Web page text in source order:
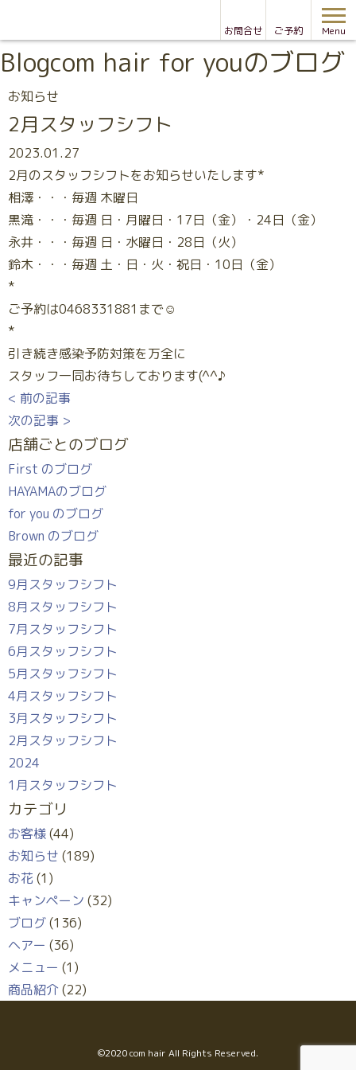
お問合せ ご予約 Menu
Blogcom hair for youのブログ
お知らせ
2月スタッフシフト
2023.01.27
2月のスタッフシフトをお知らせいたします*
相澤・・・毎週 木曜日
黒滝・・・毎週 日・月曜日・17日（金）・24日（金）
永井・・・毎週 日・水曜日・28日（火）
鈴木・・・毎週 土・日・火・祝日・10日（金）
*
ご予約は0468331881まで☺
*
引き続き感染予防対策を万全に
スタッフ一同お待ちしております(^^♪
< 前の記事
次の記事 >
店舗ごとのブログ
First のブログ
HAYAMAのブログ
for you のブログ
Brown のブログ
最近の記事
9月スタッフシフト
8月スタッフシフト
7月スタッフシフト
6月スタッフシフト
5月スタッフシフト
4月スタッフシフト
3月スタッフシフト
2月スタッフシフト
2024
1月スタッフシフト
カテゴリ
お客様(44)
お知らせ (189)
お花 (1)
キャンペーン (32)
ブログ(136)
ヘアー (36)
メニュー (1)
商品紹介 (22)
©︎2020 com hair All Rights Reserved.